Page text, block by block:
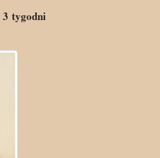
3 tygodni